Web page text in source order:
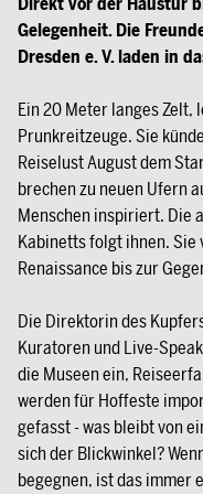
Direkt vor der Haustür
Gelegenheit. Die
Dresden e. V. laden in
Ein 20 Meter langes
Prunkreitzeuge. Sie
Reiselust August dem
brechen zu neuen Ufern
Menschen inspiriert. Die
Kabinetts folgt ihnen. Sie
Renaissance bis zur
Die Direktorin des
Kuratoren und Live-
die Museen ein,
werden für Hoffeste
gefasst - was bleibt von
sich der Blickwinkel?
begegnen, ist das immer